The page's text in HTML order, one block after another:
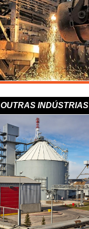
Fundições
OUTRAS INDÚSTRIAS